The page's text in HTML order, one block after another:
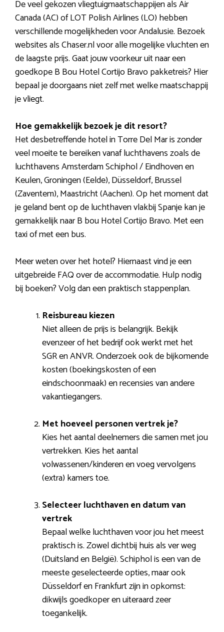
De veel gekozen vliegtuigmaatschappijen als Air
Canada (AC) of LOT Polish Airlines (LO) hebben
verschillende mogelijkheden voor Andalusie. Bezoek
websites als Chaser.nl voor alle mogelijke vluchten en
de laagste prijs. Gaat jouw voorkeur uit naar een
goedkope B Bou Hotel Cortijo Bravo pakketreis? Hier
bepaal je doorgaans niet zelf met welke maatschappij
je vliegt.
Hoe gemakkelijk bezoek je dit resort?
Het desbetreffende hotel in Torre Del Mar is zonder
veel moeite te bereiken vanaf luchthavens zoals de
luchthavens Amsterdam Schiphol / Eindhoven en
Keulen, Groningen (Eelde), Düsseldorf, Brussel
(Zaventem), Maastricht (Aachen). Op het moment dat
je geland bent op de luchthaven vlakbij Spanje kan je
gemakkelijk naar B bou Hotel Cortijo Bravo. Met een
taxi of met een bus.
Meer weten over het hotel? Hiernaast vind je een
uitgebreide FAQ over de accommodatie. Hulp nodig
bij boeken? Volg dan een praktisch stappenplan.
Reisbureau kiezen
Niet alleen de prijs is belangrijk. Bekijk
evenzeer of het bedrijf ook werkt met het
SGR en ANVR. Onderzoek ook de bijkomende
kosten (boekingskosten of een
eindschoonmaak) en recensies van andere
vakantiegangers.
Met hoeveel personen vertrek je?
Kies het aantal deelnemers die samen met jou
vertrekken. Kies het aantal
volwassenen/kinderen en voeg vervolgens
(extra) kamers toe.
Selecteer luchthaven en datum van
vertrek
Bepaal welke luchthaven voor jou het meest
praktisch is. Zowel dichtbij huis als ver weg
(Duitsland en België). Schiphol is een van de
meeste geselecteerde opties, maar ook
Düsseldorf en Frankfurt zijn in opkomst:
dikwijls goedkoper en uiteraard zeer
toegankelijk.